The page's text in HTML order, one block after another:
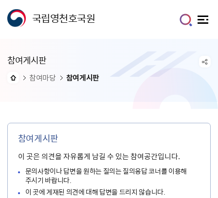
국립영천호국원
참여게시판
참여마당 참여게시판
참여게시판
이 곳은 의견을 자유롭게 남길 수 있는 참여공간입니다.
문의사항이나 답변을 원하는 질의는 질의응답 코너를 이용해
주시기 바랍니다.
이 곳에 게재된 의견에 대해 답변을 드리지 않습니다.